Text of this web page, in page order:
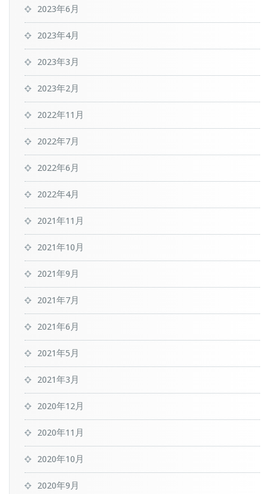
2023年6月
2023年4月
2023年3月
2023年2月
2022年11月
2022年7月
2022年6月
2022年4月
2021年11月
2021年10月
2021年9月
2021年7月
2021年6月
2021年5月
2021年3月
2020年12月
2020年11月
2020年10月
2020年9月